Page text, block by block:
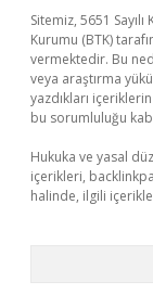
Sitemiz, 5651
Kurumu (BTK)
vermektedir. Bu
veya araştırma
yazdıkları
bu sorumluluğu
Hukuka ve yasal
içerikleri,
halinde, ilgili